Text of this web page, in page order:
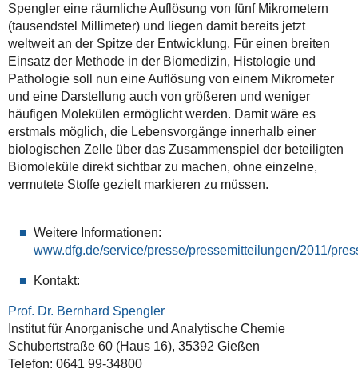
Spengler eine räumliche Auflösung von fünf Mikrometern
(tausendstel Millimeter) und liegen damit bereits jetzt
weltweit an der Spitze der Entwicklung. Für einen breiten
Einsatz der Methode in der Biomedizin, Histologie und
Pathologie soll nun eine Auflösung von einem Mikrometer
und eine Darstellung auch von größeren und weniger
häufigen Molekülen ermöglicht werden. Damit wäre es
erstmals möglich, die Lebensvorgänge innerhalb einer
biologischen Zelle über das Zusammenspiel der beteiligten
Biomoleküle direkt sichtbar zu machen, ohne einzelne,
vermutete Stoffe gezielt markieren zu müssen.
Weitere Informationen:
www.dfg.de/service/presse/pressemitteilungen/2011/
Kontakt:
Prof. Dr. Bernhard Spengler
Institut für Anorganische und Analytische Chemie
Schubertstraße 60 (Haus 16), 35392 Gießen
Telefon: 0641 99-34800